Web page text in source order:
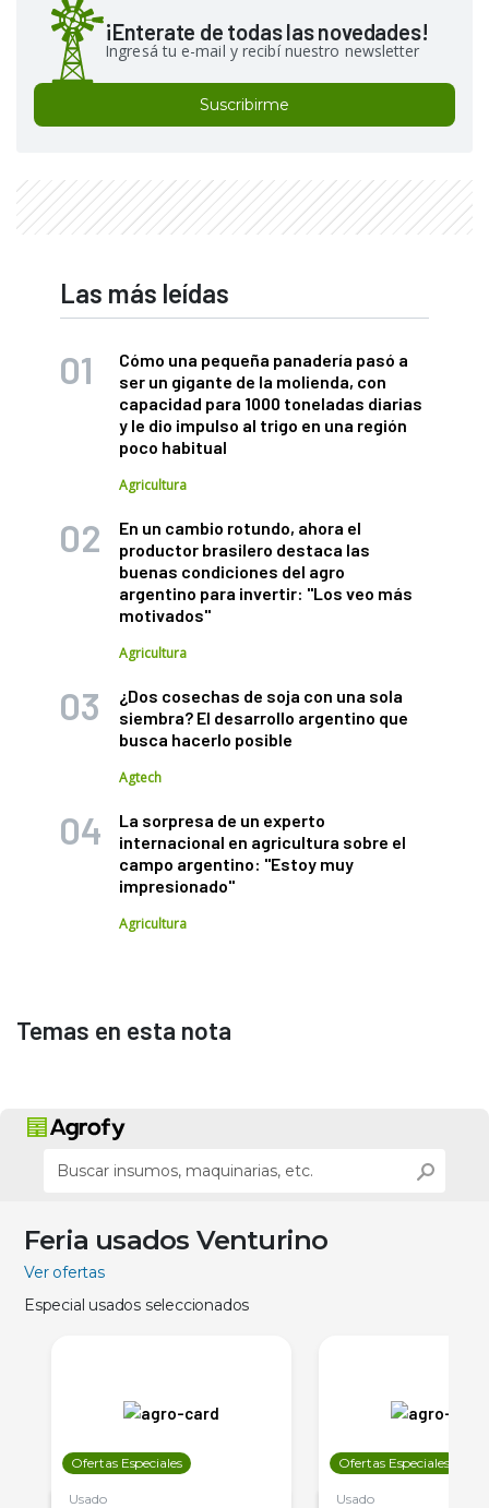
¡Enterate de todas las novedades!
Ingresá tu e-mail y recibí nuestro newsletter
Suscribirme
Las más leídas
Cómo una pequeña panadería pasó a
ser un gigante de la molienda, con
capacidad para 1000 toneladas diarias
y le dio impulso al trigo en una región
poco habitual
Agricultura
En un cambio rotundo, ahora el
productor brasilero destaca las
buenas condiciones del agro
argentino para invertir: "Los veo más
motivados"
Agricultura
¿Dos cosechas de soja con una sola
siembra? El desarrollo argentino que
busca hacerlo posible
Agtech
La sorpresa de un experto
internacional en agricultura sobre el
campo argentino: "Estoy muy
impresionado"
Agricultura
Temas en esta nota
Feria usados Venturino
Ver ofertas
Especial usados seleccionados
Ofertas Especiales
Usado
Ofertas Especiales
Usado